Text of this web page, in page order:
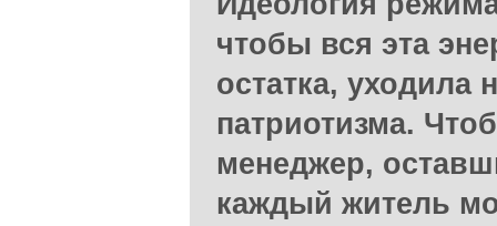
чтобы вся эта
остатка, уходила
патриотизма.
менеджер,
каждый житель